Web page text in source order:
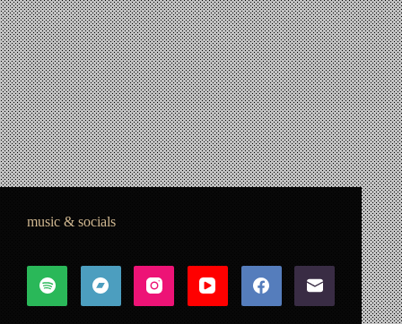
Επιστήμη,Τεχνολογία
Η παραίτηση που άλλαξε τον κόσμο: Η γέννηση της
ψηφιακής εποχής
music & socials